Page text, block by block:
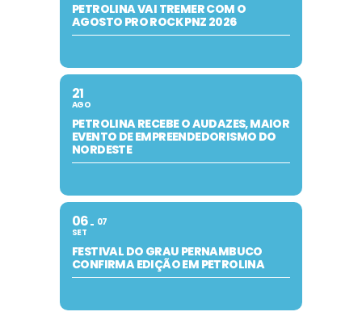
PETROLINA VAI TREMER COM O
AGOSTO PRO ROCK PNZ 2026
21
AGO
PETROLINA RECEBE O AUDAZES, MAIOR
EVENTO DE EMPREENDEDORISMO DO
NORDESTE
06
SET
07
FESTIVAL DO GRAU PERNAMBUCO
CONFIRMA EDIÇÃO EM PETROLINA